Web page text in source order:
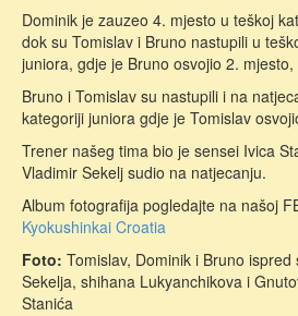
Dominik je zauzeo 4. mjesto u teškoj
dok su Tomislav i Bruno nastupili u
juniora, gdje je Bruno osvojio 2. mjesto,
Bruno i Tomislav su nastupili i na
kategoriji juniora gdje je Tomislav
Trener našeg tima bio je sensei Ivica
Vladimir Sekelj sudio na natjecanju.
Album fotografija pogledajte na našoj
Kyokushinkai Croatia
Foto: Tomislav, Dominik i Bruno
Sekelja, shihana Lukyanchikova i
Stanića